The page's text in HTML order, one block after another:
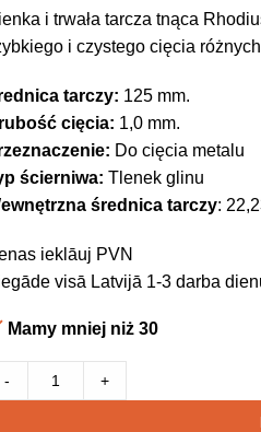
i trwała tarcza tnąca
i czystego cięcia
tarczy: 125 mm.
cięcia: 1,0 mm.
Do cięcia metalu
ścierniwa: Tlenek glinu
średnica tarczy:
ieklāuj PVN
visā Latvijā 1-3 darba
Mamy mniej niż 30
- +